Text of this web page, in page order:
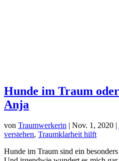
Hunde im Traum
Anja
von Traumwerkerin | Nov. 1, 2020 |
verstehen, Traumklarheit hilft
Hunde im Traum sind ein